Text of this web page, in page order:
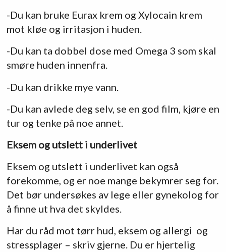
-Du kan bruke Eurax krem og Xylocain krem
mot kløe og irritasjon i huden.
-Du kan ta dobbel dose med Omega 3 som skal
smøre huden innenfra.
-Du kan drikke mye vann.
-Du kan avlede deg selv, se en god film, kjøre en
tur og tenke på noe annet.
Eksem og utslett i underlivet
Eksem og utslett i underlivet kan også
forekomme, og er noe mange bekymrer seg for.
Det bør undersøkes av lege eller gynekolog for
å finne ut hva det skyldes.
Har du råd mot tørr hud, eksem og allergi og
stressplager – skriv gjerne. Du er hjertelig